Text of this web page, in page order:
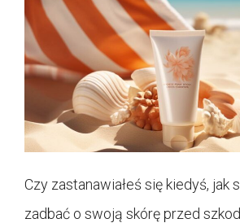
Czy zastanawiałeś się kiedyś, jak
zadbać o swoją skórę przed